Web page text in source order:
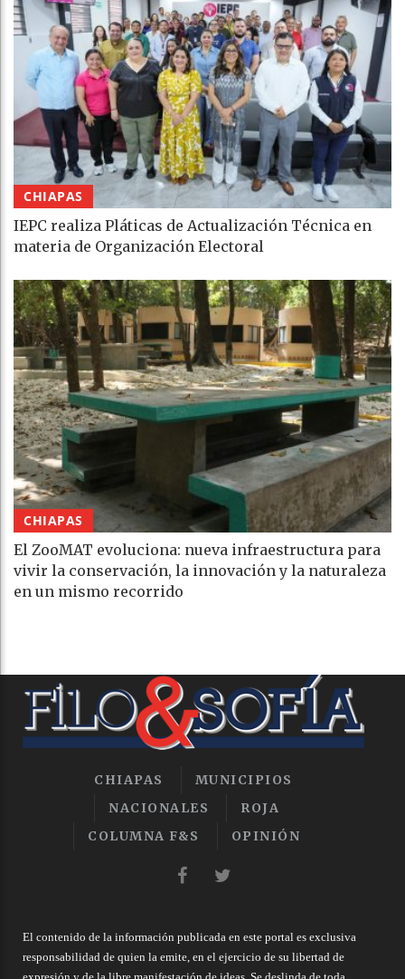
CHIAPAS
IEPC realiza Pláticas de Actualización Técnica en
materia de Organización Electoral
CHIAPAS
El ZooMAT evoluciona: nueva infraestructura para
vivir la conservación, la innovación y la naturaleza
en un mismo recorrido
CHIAPAS
MUNICIPIOS
NACIONALES
ROJA
COLUMNA F&S
OPINIÓN
El contenido de la información publicada en este portal es exclusiva
responsabilidad de quien la emite, en el ejercicio de su libertad de